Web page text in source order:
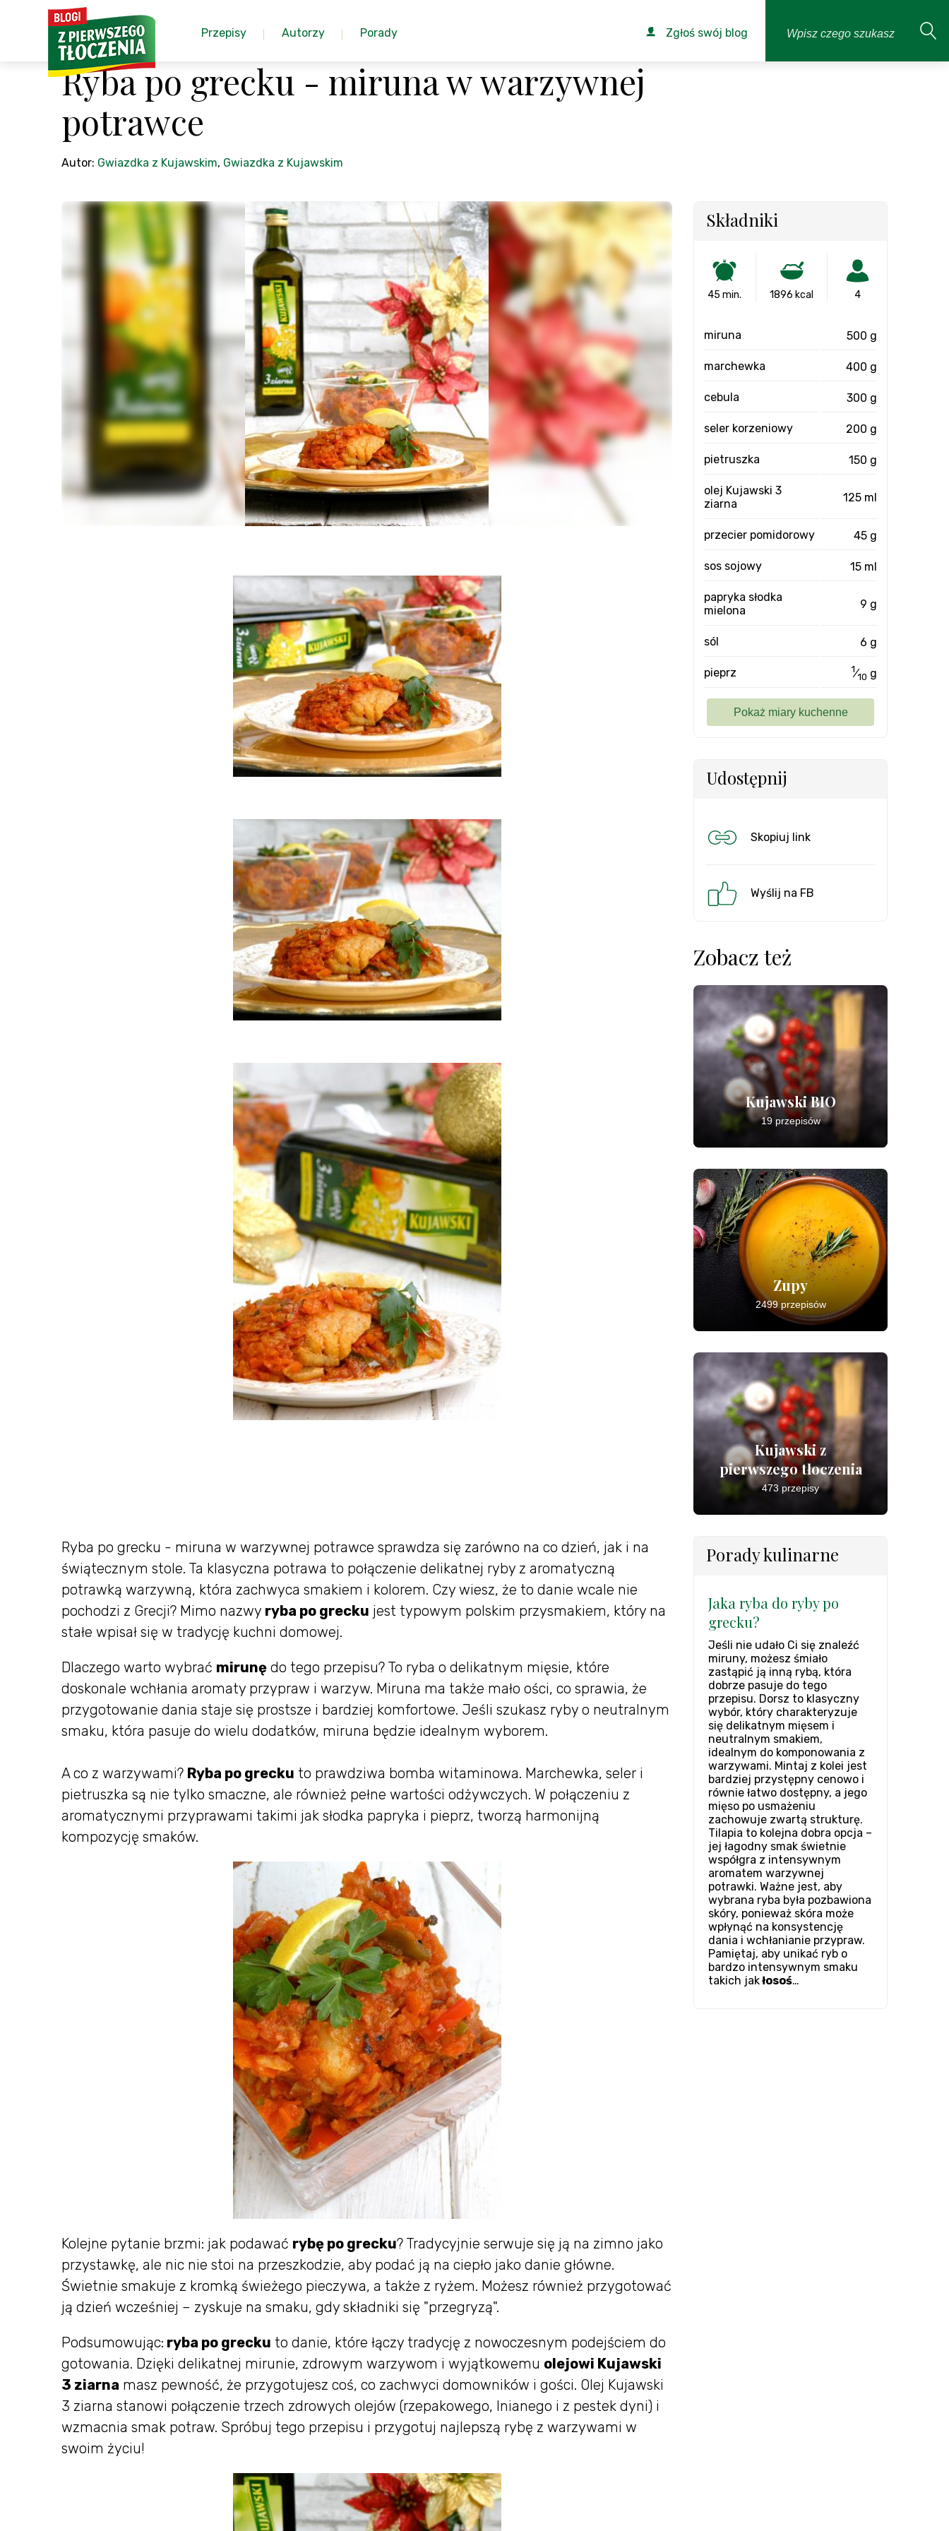
Przepisy Autorzy Porady Zgłoś swój blog
Ryba po grecku - miruna w warzywnej
potrawce
Autor: Gwiazdka z Kujawskim, Gwiazdka z Kujawskim
Ryba po grecku - miruna w warzywnej potrawce sprawdza się zarówno na co dzień, jak i na
świątecznym stole. Ta klasyczna potrawa to połączenie delikatnej ryby z aromatyczną
potrawką warzywną, która zachwyca smakiem i kolorem. Czy wiesz, że to danie wcale nie
pochodzi z Grecji? Mimo nazwy ryba po grecku jest typowym polskim przysmakiem, który na
stałe wpisał się w tradycję kuchni domowej.
Dlaczego warto wybrać mirunę do tego przepisu? To ryba o delikatnym mięsie, które
doskonale wchłania aromaty przypraw i warzyw. Miruna ma także mało ości, co sprawia, że
przygotowanie dania staje się prostsze i bardziej komfortowe. Jeśli szukasz ryby o neutralnym
smaku, która pasuje do wielu dodatków, miruna będzie idealnym wyborem.
A co z warzywami? Ryba po grecku to prawdziwa bomba witaminowa. Marchewka, seler i
pietruszka są nie tylko smaczne, ale również pełne wartości odżywczych. W połączeniu z
aromatycznymi przyprawami takimi jak słodka papryka i pieprz, tworzą harmonijną
kompozycję smaków.
Kolejne pytanie brzmi: jak podawać rybę po grecku? Tradycyjnie serwuje się ją na zimno jako
przystawkę, ale nic nie stoi na przeszkodzie, aby podać ją na ciepło jako danie główne.
Świetnie smakuje z kromką świeżego pieczywa, a także z ryżem. Możesz również przygotować
ją dzień wcześniej – zyskuje na smaku, gdy składniki się "przegryzą".
Podsumowując: ryba po grecku to danie, które łączy tradycję z nowoczesnym podejściem do
gotowania. Dzięki delikatnej mirunie, zdrowym warzywom i wyjątkowemu olejowi Kujawski
3 ziarna masz pewność, że przygotujesz coś, co zachwyci domowników i gości. Olej Kujawski
3 ziarna stanowi połączenie trzech zdrowych olejów (rzepakowego, lnianego i z pestek dyni) i
wzmacnia smak potraw. Spróbuj tego przepisu i przygotuj najlepszą rybę z warzywami w
swoim życiu!
Składniki
45 min. 1896 kcal 4
miruna 500 g
marchewka 400 g
cebula 300 g
seler korzeniowy 200 g
pietruszka 150 g
olej Kujawski 3
ziarna
125 ml
przecier pomidorowy 45 g
sos sojowy 15 ml
papryka słodka
mielona
9 g
sól 6 g
pieprz 1⁄10 g
Udostępnij
Skopiuj link
Wyślij na FB
Zobacz też
Kujawski BIO
19 przepisów
Zupy
2499 przepisów
Kujawski z
pierwszego tłoczenia
473 przepisy
Porady kulinarne
Jaka ryba do ryby po
grecku?
Jeśli nie udało Ci się znaleźć
miruny, możesz śmiało
zastąpić ją inną rybą, która
dobrze pasuje do tego
przepisu. Dorsz to klasyczny
wybór, który charakteryzuje
się delikatnym mięsem i
neutralnym smakiem,
idealnym do komponowania z
warzywami. Mintaj z kolei jest
bardziej przystępny cenowo i
równie łatwo dostępny, a jego
mięso po usmażeniu
zachowuje zwartą strukturę.
Tilapia to kolejna dobra opcja –
jej łagodny smak świetnie
współgra z intensywnym
aromatem warzywnej
potrawki. Ważne jest, aby
wybrana ryba była pozbawiona
skóry, ponieważ skóra może
wpłynąć na konsystencję
dania i wchłanianie przypraw.
Pamiętaj, aby unikać ryb o
bardzo intensywnym smaku
takich jakłosoś…